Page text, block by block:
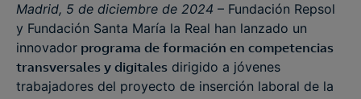
Madrid, 5 de diciembre de 2024 – Fundación Repsol
y Fundación Santa María la Real han lanzado un
innovador programa de formación en competencias
transversales y digitales dirigido a jóvenes
trabajadores del proyecto de inserción laboral de la